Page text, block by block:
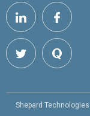
Shepard